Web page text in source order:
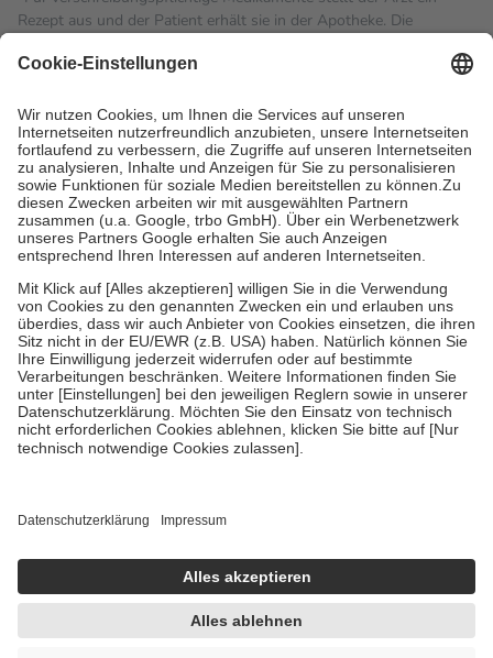
Rezept aus und der Patient erhält sie in der Apotheke. Die
Kosten dafür, der Versicherte trägt einen Teil davon als Zuzahlung
Grundsätzlich leisten Mitglieder Zuzahlungen in Höhe von zehn
Prozent des Abgabepreises,mindestensjedochfünf Euround
höchstens zehn Euro.Es sind jedoch nie mehr als die
tatsächlichen Kosten der Leistung zu entrichten.
Diese Regeln gelten grundsätzlich auch für Online-Apotheken.
Bei Heilmitteln und häuslicher Krankenpflege beträgt die
Zuzahlung zehn Prozent der Kosten sowie zehn Euro je
Um das Engagement der Versicherten für ihre eigene Gesundheit
zu stärken und die besondere Stellung der Familie zu unterstützen,
fallenkeine Zuzahlungenan bei:
• Kindern und Jugendlichen bis zum vollendeten 18. Lebensjahr
mit Ausnahme der Fahrkosten
• Untersuchungen zur Vorsorge und Früherkennung, die von der
GKV getragen werden
• empfohlenen Schutzimpfungen
Wir nutzen Trusted Shops als unabhängigen Dienstleister für die
getroffen, um sicherzustellen, dass es sich um echte Bewertungen
handelt. Mehr Informationen findest du hier:
https://help.etrusted.com/hc/de/articles/4419944605341